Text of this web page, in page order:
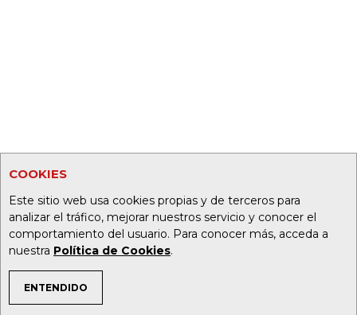
COOKIES
Este sitio web usa cookies propias y de terceros para
analizar el tráfico, mejorar nuestros servicio y conocer el
comportamiento del usuario. Para conocer más, acceda a
nuestra Política de Cookies.
ENTENDIDO
TEMAS DE INTERÉS